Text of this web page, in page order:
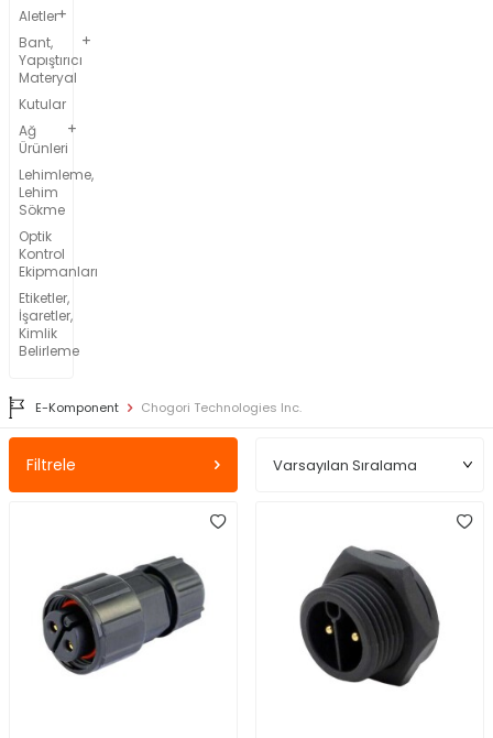
Aletler
Bant,
Yapıştırıcı
Materyal
Kutular
Ağ
Ürünleri
Lehimleme,
Lehim
Sökme
Optik
Kontrol
Ekipmanları
Etiketler,
İşaretler,
Kimlik
Belirleme
E-Komponent Chogori Technologies Inc.
Filtrele